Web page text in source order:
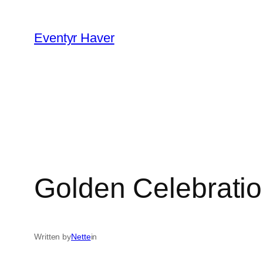
indhold
Eventyr Haver
Golden
Written byNettein